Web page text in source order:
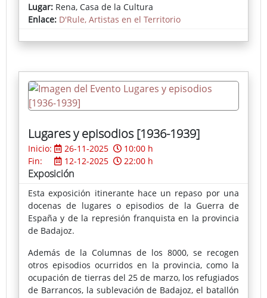
Lugar: Rena, Casa de la Cultura
Enlace: D'Rule, Artistas en el Territorio
Lugares y episodios [1936-1939]
Inicio: 26-11-2025
10:00 h
Fin:
12-12-2025 22:00 h
Exposición
Esta exposición itinerante hace un repaso por una
docenas de lugares o episodios de la Guerra de
España y de la represión franquista en la provincia
de Badajoz.
Además de la Columnas de los 8000, se recogen
otros episodios ocurridos en la provincia, como la
ocupación de tierras del 25 de marzo, los refugiados
de Barrancos, la sublevación de Badajoz, el batallón